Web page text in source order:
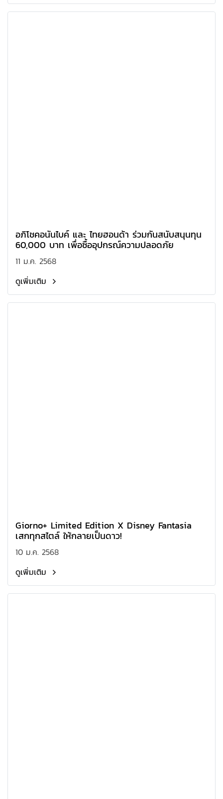
อภิโชคอนันไบค์ และ ไทยฮอนด้า ร่วมกันสนับสนุนทุน
60,000 บาท เพื่อซื้ออุปกรณ์ความปลอดภัย
11 ม.ค. 2568
ดูเพิ่มเติม
Giorno+ Limited Edition X Disney Fantasia
เสกทุกสไตล์ ให้กลายเป็นดาว!
10 ม.ค. 2568
ดูเพิ่มเติม